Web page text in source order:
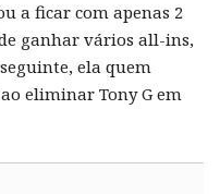
a ficar com apenas 2
ganhar vários all-ins,
ela quem
eliminar Tony G em